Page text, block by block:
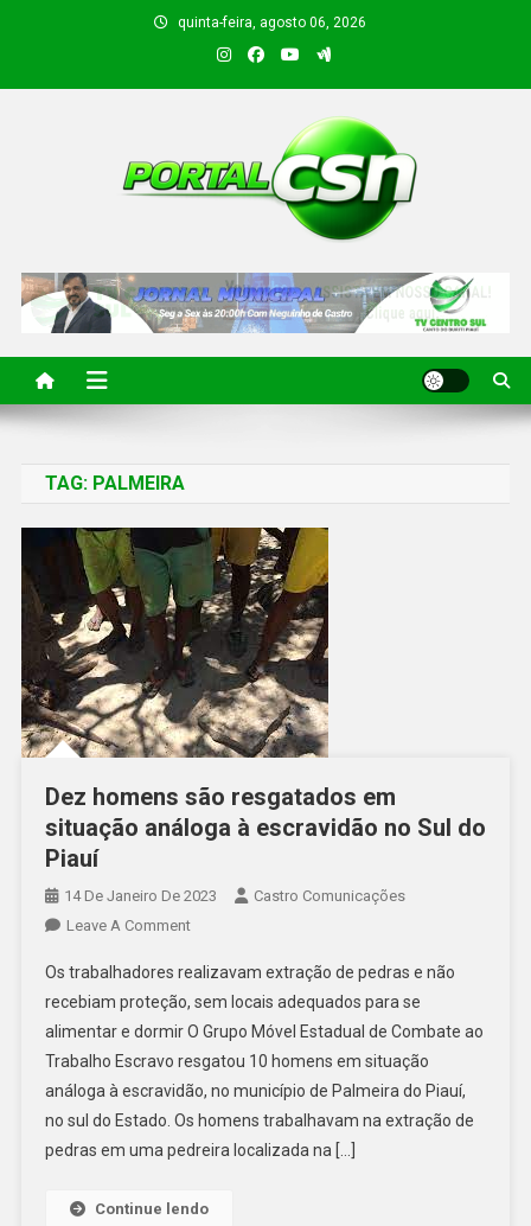
quinta-feira, agosto 06, 2026
PORTAL CSN
TAG: PALMEIRA
Dez homens são resgatados em
situação análoga à escravidão no Sul do
Piauí
14 De Janeiro De 2023
Castro Comunicações
Leave A Comment
Os trabalhadores realizavam extração de pedras e não
recebiam proteção, sem locais adequados para se
alimentar e dormir O Grupo Móvel Estadual de Combate ao
Trabalho Escravo resgatou 10 homens em situação
análoga à escravidão, no município de Palmeira do Piauí,
no sul do Estado. Os homens trabalhavam na extração de
pedras em uma pedreira localizada na […]
Continue lendo